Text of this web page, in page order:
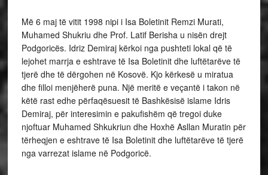
Më 6 maj të vitit 1998 nipi i Isa Boletinit Remzi Murati,
Muhamed Shukriu dhe Prof. Latif Berisha u nisën drejt
Podgoricës. Idriz Demiraj kërkoi nga pushteti lokal që të
lejohet marrja e eshtrave të Isa Boletinit dhe luftëtarëve të
tjerë dhe të dërgohen në Kosovë. Kjo kërkesë u miratua
dhe filloi menjëherë puna. Një meritë e veçantë i takon në
këtë rast edhe përfaqësuesit të Bashkësisë islame Idris
Demiraj, për interesimin e pakufishëm që tregoi duke
njoftuar Muhamed Shkukriun dhe Hoxhë Asllan Muratin për
tërheqjen e eshtrave të Isa Boletinit dhe luftëtarëve të tjerë
nga varrezat islame në Podgoricë.